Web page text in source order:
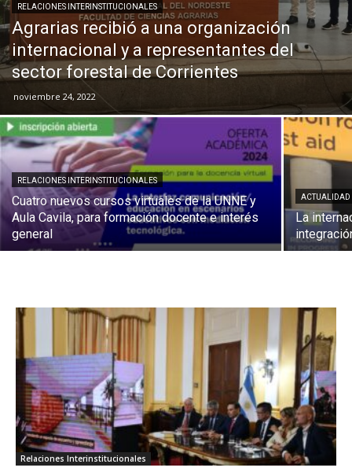
RELACIONES INTERINSTITUCIONALES
Agrarias recibió a una organización
internacional y a representantes del
sector forestal de Corrientes
noviembre 24, 2022
RELACIONES INTERINSTITUCIONALES
Cuatro nuevos cursos virtuales de la UNNE y
Aula Cavila, para formación docente e interés
general
ACTUALIDAD
La
Relaciones Interinstitucionales